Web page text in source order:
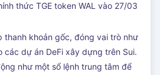
thức TGE token WAL vào 27/03
thanh khoản gốc, đóng vai trò như
các dự án DeFi xây dựng trên Sui.
như một sổ lệnh trung tâm để